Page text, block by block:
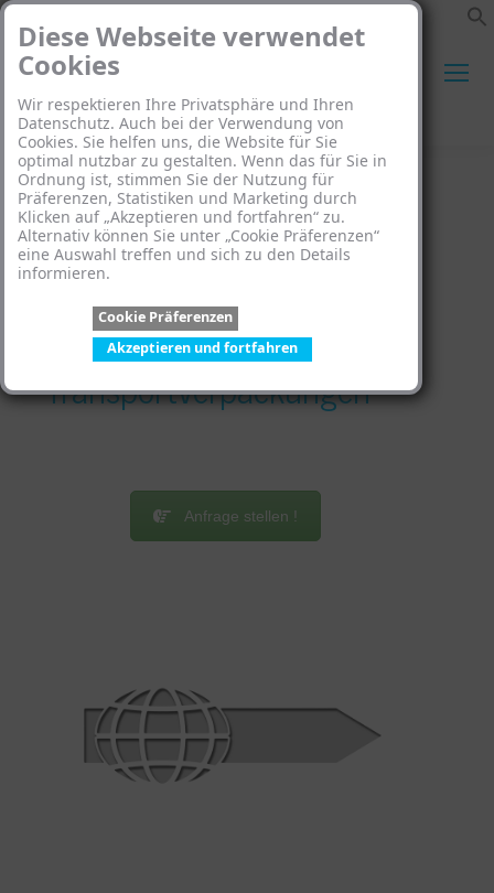
Diese Webseite verwendet
Cookies
Wir respektieren Ihre Privatsphäre und Ihren
Datenschutz. Auch bei der Verwendung von
Cookies. Sie helfen uns, die Website für Sie
optimal nutzbar zu gestalten. Wenn das für Sie in
Ordnung ist, stimmen Sie der Nutzung für
Präferenzen, Statistiken und Marketing durch
Klicken auf „Akzeptieren und fortfahren“ zu.
Alternativ können Sie unter „Cookie Präferenzen“
eine Auswahl treffen und sich zu den Details
informieren.
Cookie Präferenzen
Akzeptieren und fortfahren
Search:
Verwertung & Meldung
von
Transportverpackungen
Anfrage stellen !